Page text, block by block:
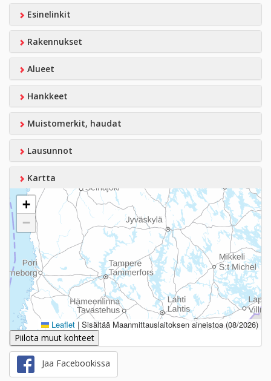
Esinelinkit
Rakennukset
Alueet
Hankkeet
Muistomerkit, haudat
Lausunnot
Kartta
+
−
Leaflet | Sisältää Maanmittauslaitoksen aineistoa (08/2026)
Piilota muut kohteet
Jaa Facebookissa